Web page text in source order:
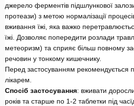
джерело ферментів підшлункової
протеази) з метою нормалізації
вживання їжі, яка важко
їжі. Дозволяє попередити розлади
метеоризм) та сприяє більш повному
речовин у тонкому кишечнику.
Перед застосуванням рекомендується
лікарем.
Спосіб застосування: вживати
років та старше по 1-2 таблетки під